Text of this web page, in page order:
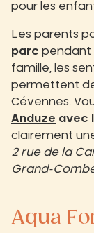
pour les
Les parents
parc pendant
famille, les
permettent
Cévennes.
Anduze avec
clairement
2 rue de la
Grand-
Aqua